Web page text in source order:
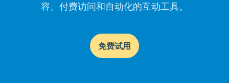
容、付费访问和自动化的互动工具。
免费试用